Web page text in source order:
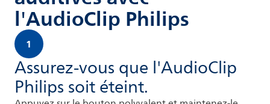
l'AudioClip Philips
1
Assurez-vous que l'AudioClip
Philips soit éteint.